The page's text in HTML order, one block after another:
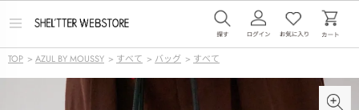
メ
ー
を
TOP > AZUL BY MOUSSY > すべて > バッグ > すべて